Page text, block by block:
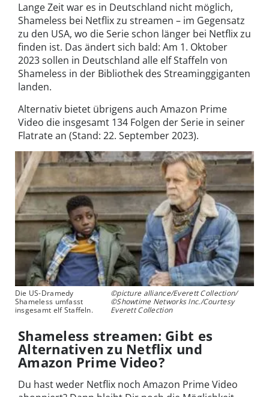
Lange Zeit war es in Deutschland nicht möglich,
Shameless bei Netflix zu streamen – im Gegensatz
zu den USA, wo die Serie schon länger bei Netflix zu
finden ist. Das ändert sich bald: Am 1. Oktober
2023 sollen in Deutschland alle elf Staffeln von
Shameless in der Bibliothek des Streaminggiganten
landen.
Alternativ bietet übrigens auch Amazon Prime
Video die insgesamt 134 Folgen der Serie in seiner
Flatrate an (Stand: 22. September 2023).
Die US-Dramedy
Shameless umfasst
insgesamt elf Staffeln.
©picture alliance/Everett Collection/
©Showtime Networks Inc./Courtesy
Everett Collection
Shameless streamen: Gibt es
Alternativen zu Netflix und
Amazon Prime Video?
Du hast weder Netflix noch Amazon Prime Video